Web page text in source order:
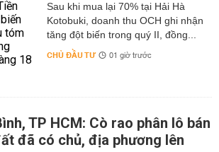
Sau khi mua lại 70% tại Hải Hà
Kotobuki, doanh thu OCH ghi nhận
tăng đột biến trong quý II, đồng...
CHỦ ĐẦU TƯ 01 giờ trước
TP HCM: Cò rao phân lô bán
đã có chủ, địa phương lên